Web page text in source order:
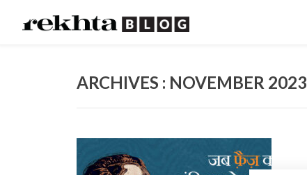
ARCHIVES : NOVEMBER 2023